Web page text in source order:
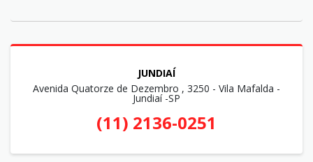
JUNDIAÍ
Avenida Quatorze de Dezembro , 3250 - Vila Mafalda -
Jundiaí -SP
(11) 2136-0251